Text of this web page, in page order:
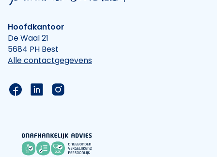
Hoofdkantoor
De Waal 21
5684 PH Best
Alle contactgegevens
Link naar de Facebook pagina van Hypotheek
Link naar de LinkedIn pagina van
Link naar de Instagram pagina van